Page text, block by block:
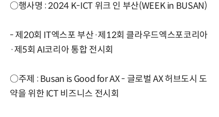
○행사명 : 2024 K-ICT 위크 인 부산(WEEK in BUSAN)
- 제20회 IT엑스포 부산·제12회 클라우드엑스포코리아
·제5회 AI코리아 통합 전시회
○주제 : Busan is Good for AX - 글로벌 AX 허브도시 도
약을 위한 ICT 비즈니스 전시회